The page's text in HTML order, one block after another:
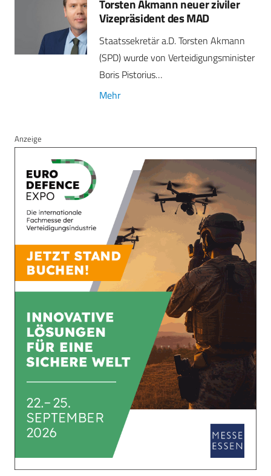
Torsten Akmann neuer ziviler
Vizepräsident des MAD
Staatssekretär a.D. Torsten Akmann
(SPD) wurde von Verteidigungsminister
Boris Pistorius…
Mehr
Anzeige